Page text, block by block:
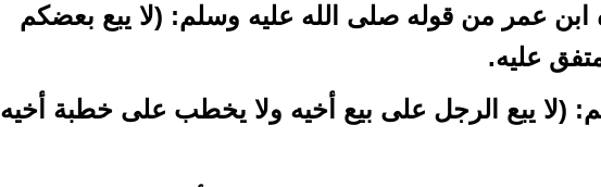
ابن عمر من قوله صلى الله عليه وسلم: (لا يبع بعضكم
عليه.
(لا يبع الرجل على بيع أخيه ولا يخطب على خطبة أخيه